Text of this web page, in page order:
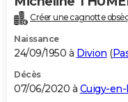
Créer une cagnotte
Naissance
24/09/1950 à Divion (
Décès
07/06/2020 à Cuigy-en-